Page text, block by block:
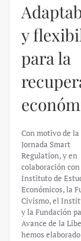
y
para la
Con motivo de
Jornada Smart
Regulation, y en
colaboración
Instituto de
Económicos, la
Civismo, el
y la Fundación
Avance de la
hemos